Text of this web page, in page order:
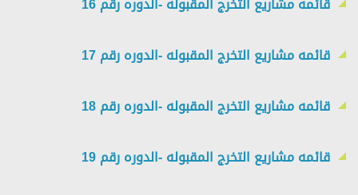
قائمه مشاريع التخرج المقبوله -الدوره رقم 17
قائمه مشاريع التخرج المقبوله -الدوره رقم 18
قائمه مشاريع التخرج المقبوله -الدوره رقم 19